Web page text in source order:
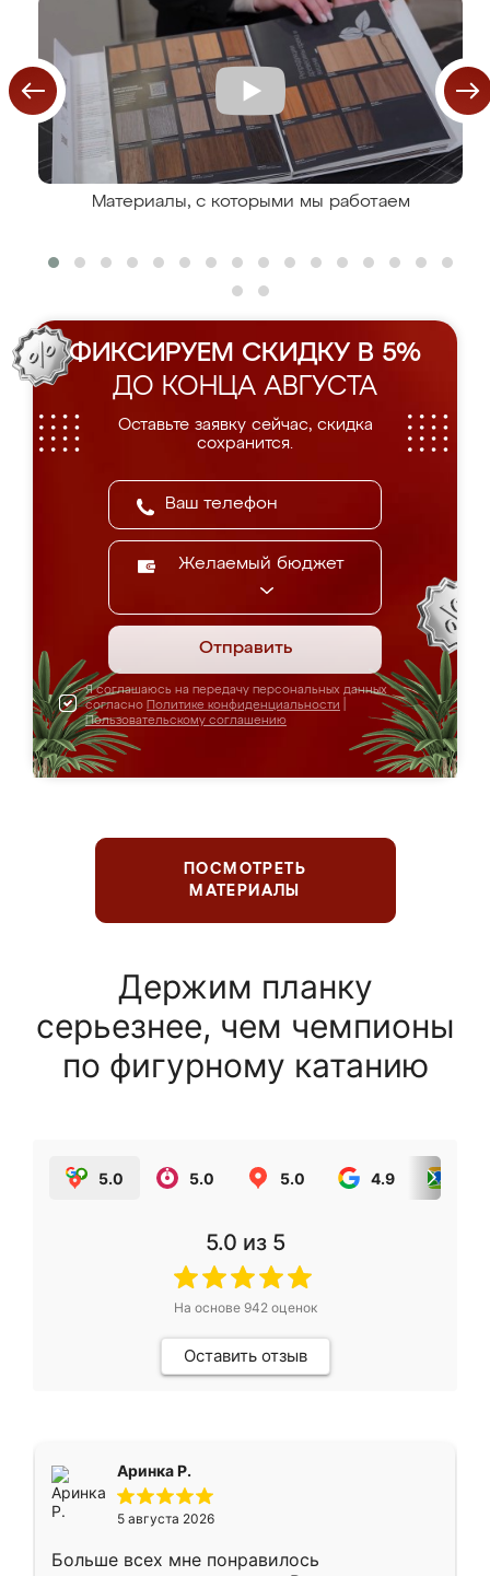
Материалы, с которыми мы работаем
ФИКСИРУЕМ СКИДКУ В 5%
ДО КОНЦА АВГУСТА
Оставьте заявку сейчас, скидка
сохранится.
Желаемый бюджет
Отправить
Я соглашаюсь на передачу персональных данных
согласно Политике конфиденциальности
Пользовательскому соглашению
ПОСМОТРЕТЬ
МАТЕРИАЛЫ
Держим планку
серьезнее, чем чемпионы
по фигурному катанию
5.0 5.0 5.0 4.9
5.0 из 5
На основе 942оценок
Оставить отзыв
Аринка Р.
5 августа 2026
Больше всех мне понравилось